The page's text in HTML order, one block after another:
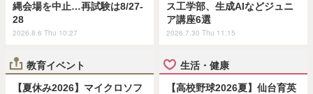
縄会場を中止…再試験は8/27-
28
2026.8.6 Thu 10:27
ス工学部、生成AIなどジュニ
ア講座6選
2026.7.30 Thu 11:15
教育イベント
【夏休み2026】マイクロソフ
生活・健康
【高校野球2026夏】仙台育英